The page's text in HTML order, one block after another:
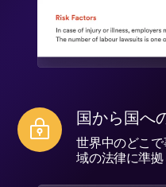
国から国へ
世界中のどこ
域の法律に準